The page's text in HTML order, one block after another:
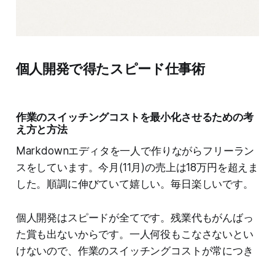
個人開発で得たスピード仕事術
作業のスイッチングコストを最小化させるための考
え方と方法
Markdownエディタを一人で作りながらフリーラン
スをしています。今月(11月)の売上は18万円を超えま
した。順調に伸びていて嬉しい。毎日楽しいです。
個人開発はスピードが全てです。残業代もがんばっ
た賞も出ないからです。一人何役もこなさないとい
けないので、作業のスイッチングコストが常につき